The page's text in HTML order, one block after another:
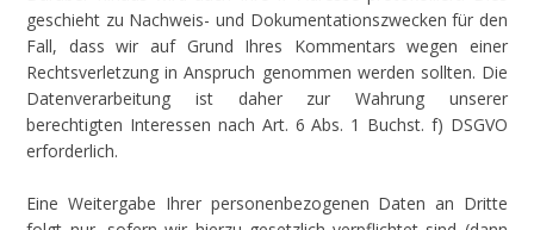
geschieht zu Nachweis- und Dokumentationszwecken für den
Fall, dass wir auf Grund Ihres Kommentars wegen einer
Rechtsverletzung in Anspruch genommen werden sollten. Die
Datenverarbeitung ist daher zur Wahrung unserer
berechtigten Interessen nach Art. 6 Abs. 1 Buchst. f) DSGVO
erforderlich.
Eine Weitergabe Ihrer personenbezogenen Daten an Dritte